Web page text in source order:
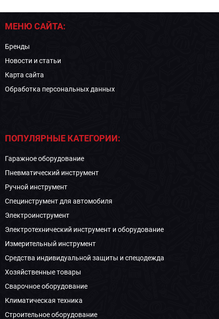
МЕНЮ САЙТА:
Бренды
Новости и статьи
Карта сайта
Обработка персональных данных
ПОПУЛЯРНЫЕ КАТЕГОРИИ:
Гаражное оборудование
Пневматический инструмент
Ручной инструмент
Специнструмент для автомобиля
Электроинструмент
Электротехнический инструмент и оборудование
Измерительный инструмент
Средства индивидуальной защиты и спецодежда
Хозяйственные товары
Сварочное оборудование
Климатическая техника
Строительное оборудование